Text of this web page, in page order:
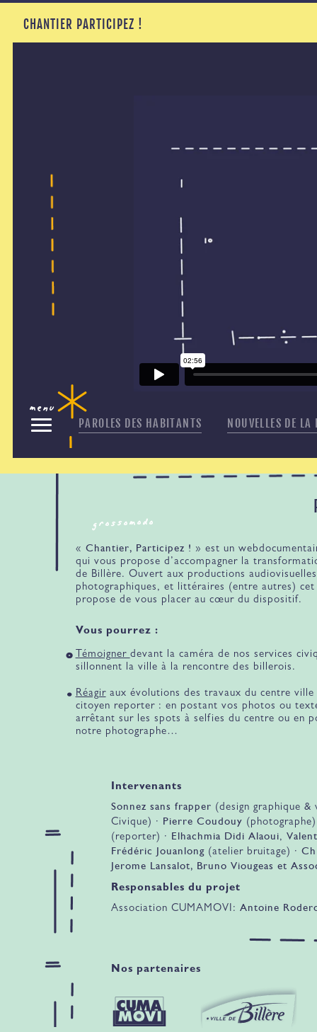
CHANTIER PARTICIPEZ !
menu
PAROLES DES HABITANTS NOUVELLES DE
« Chantier, Participez ! » est un
qui vous propose d’accompagner la
de Billère. Ouvert aux productions
photographiques, et littéraires (entre autres)
propose de vous placer au cœur du dispositif.
Vous pourrez :
Témoignerdevant la caméra de nos services
sillonnent la ville à la rencontre des billerois.
Réagiraux évolutions des travaux du centre ville
citoyen reporter : en postant vos photos ou
arrêtant sur les spots à selfies du centre ou en
notre photographe…
Intervenants
Sonnez sans frapper (design graphique &
Civique) · Pierre Coudouy
(reporter) · Elhachmia Didi Alaoui,
Frédéric Jouanlong (atelier bruitage) ·
Jerome Lansalot, Bruno Viougeas et
Responsables du projet
Association CUMAMOVI:Antoine
grossomodo
Nos partenaires